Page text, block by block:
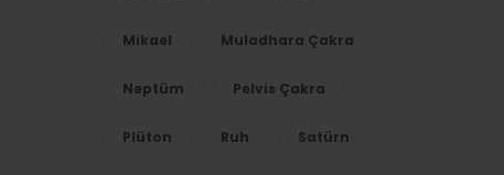
Mikael Muladhara Çakra
Neptüm Pelvis Çakra
Plüton Ruh Satürn